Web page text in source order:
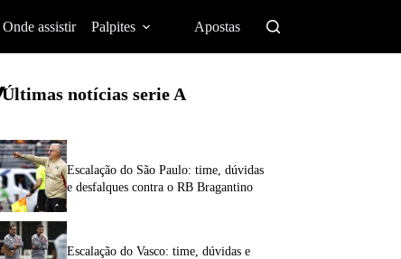
Onde assistir Palpites Apostas
Últimas notícias serie A
Escalação do São Paulo: time, dúvidas
e desfalques contra o RB Bragantino
Escalação do Vasco: time, dúvidas e